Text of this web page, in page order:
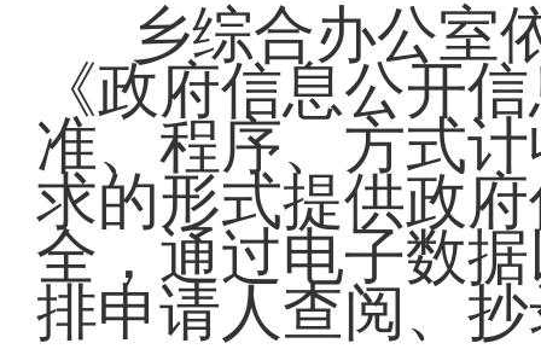
乡综合办公室
《政府信息公开
准、程序、方式
求的形式提供政
全，通过电子数
排申请人查阅、